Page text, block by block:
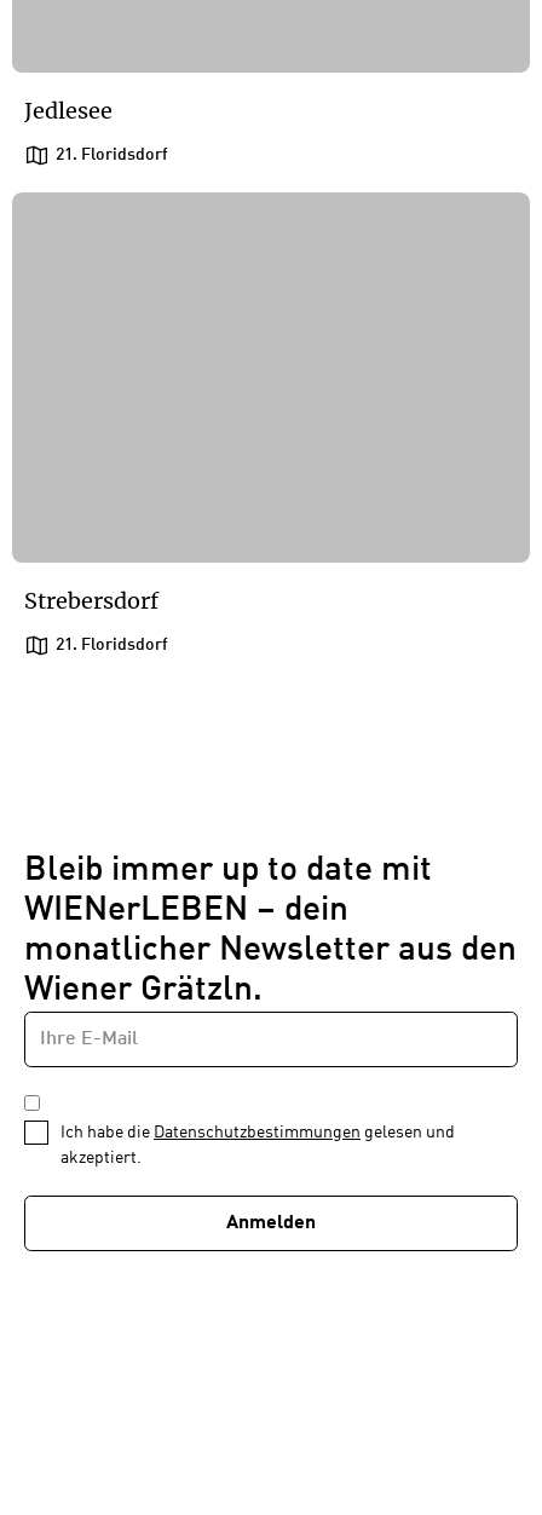
Jedlesee
21. Floridsdorf
Strebersdorf
21. Floridsdorf
Bleib immer up to date mit
WIENerLEBEN – dein
monatlicher Newsletter aus den
Wiener Grätzln.
Newsletter
1
von
E-
MAIL-
ADRESSE
DATENSCHUTZBESTIMMUNGEN
*
Ich habe die Datenschutzbestimmungen gelesen und
akzeptiert.
Anmelden